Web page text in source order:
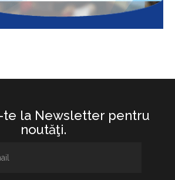
te la Newsletter pentru
noutăţi.